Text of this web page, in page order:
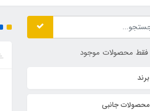
فقط محصولات موجود
برند
محصولات جانبی